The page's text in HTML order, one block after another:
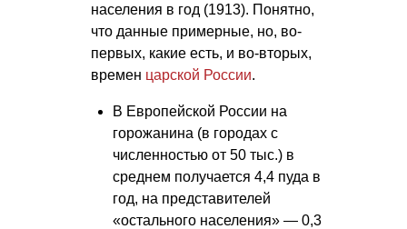
населения в год (1913). Понятно,
что данные примерные, но, во-
первых, какие есть, и во-вторых,
времен царской России.
В Европейской России на
горожанина (в городах с
численностью от 50 тыс.) в
среднем получается 4,4 пуда в
год, на представителей
«остального населения» — 0,3